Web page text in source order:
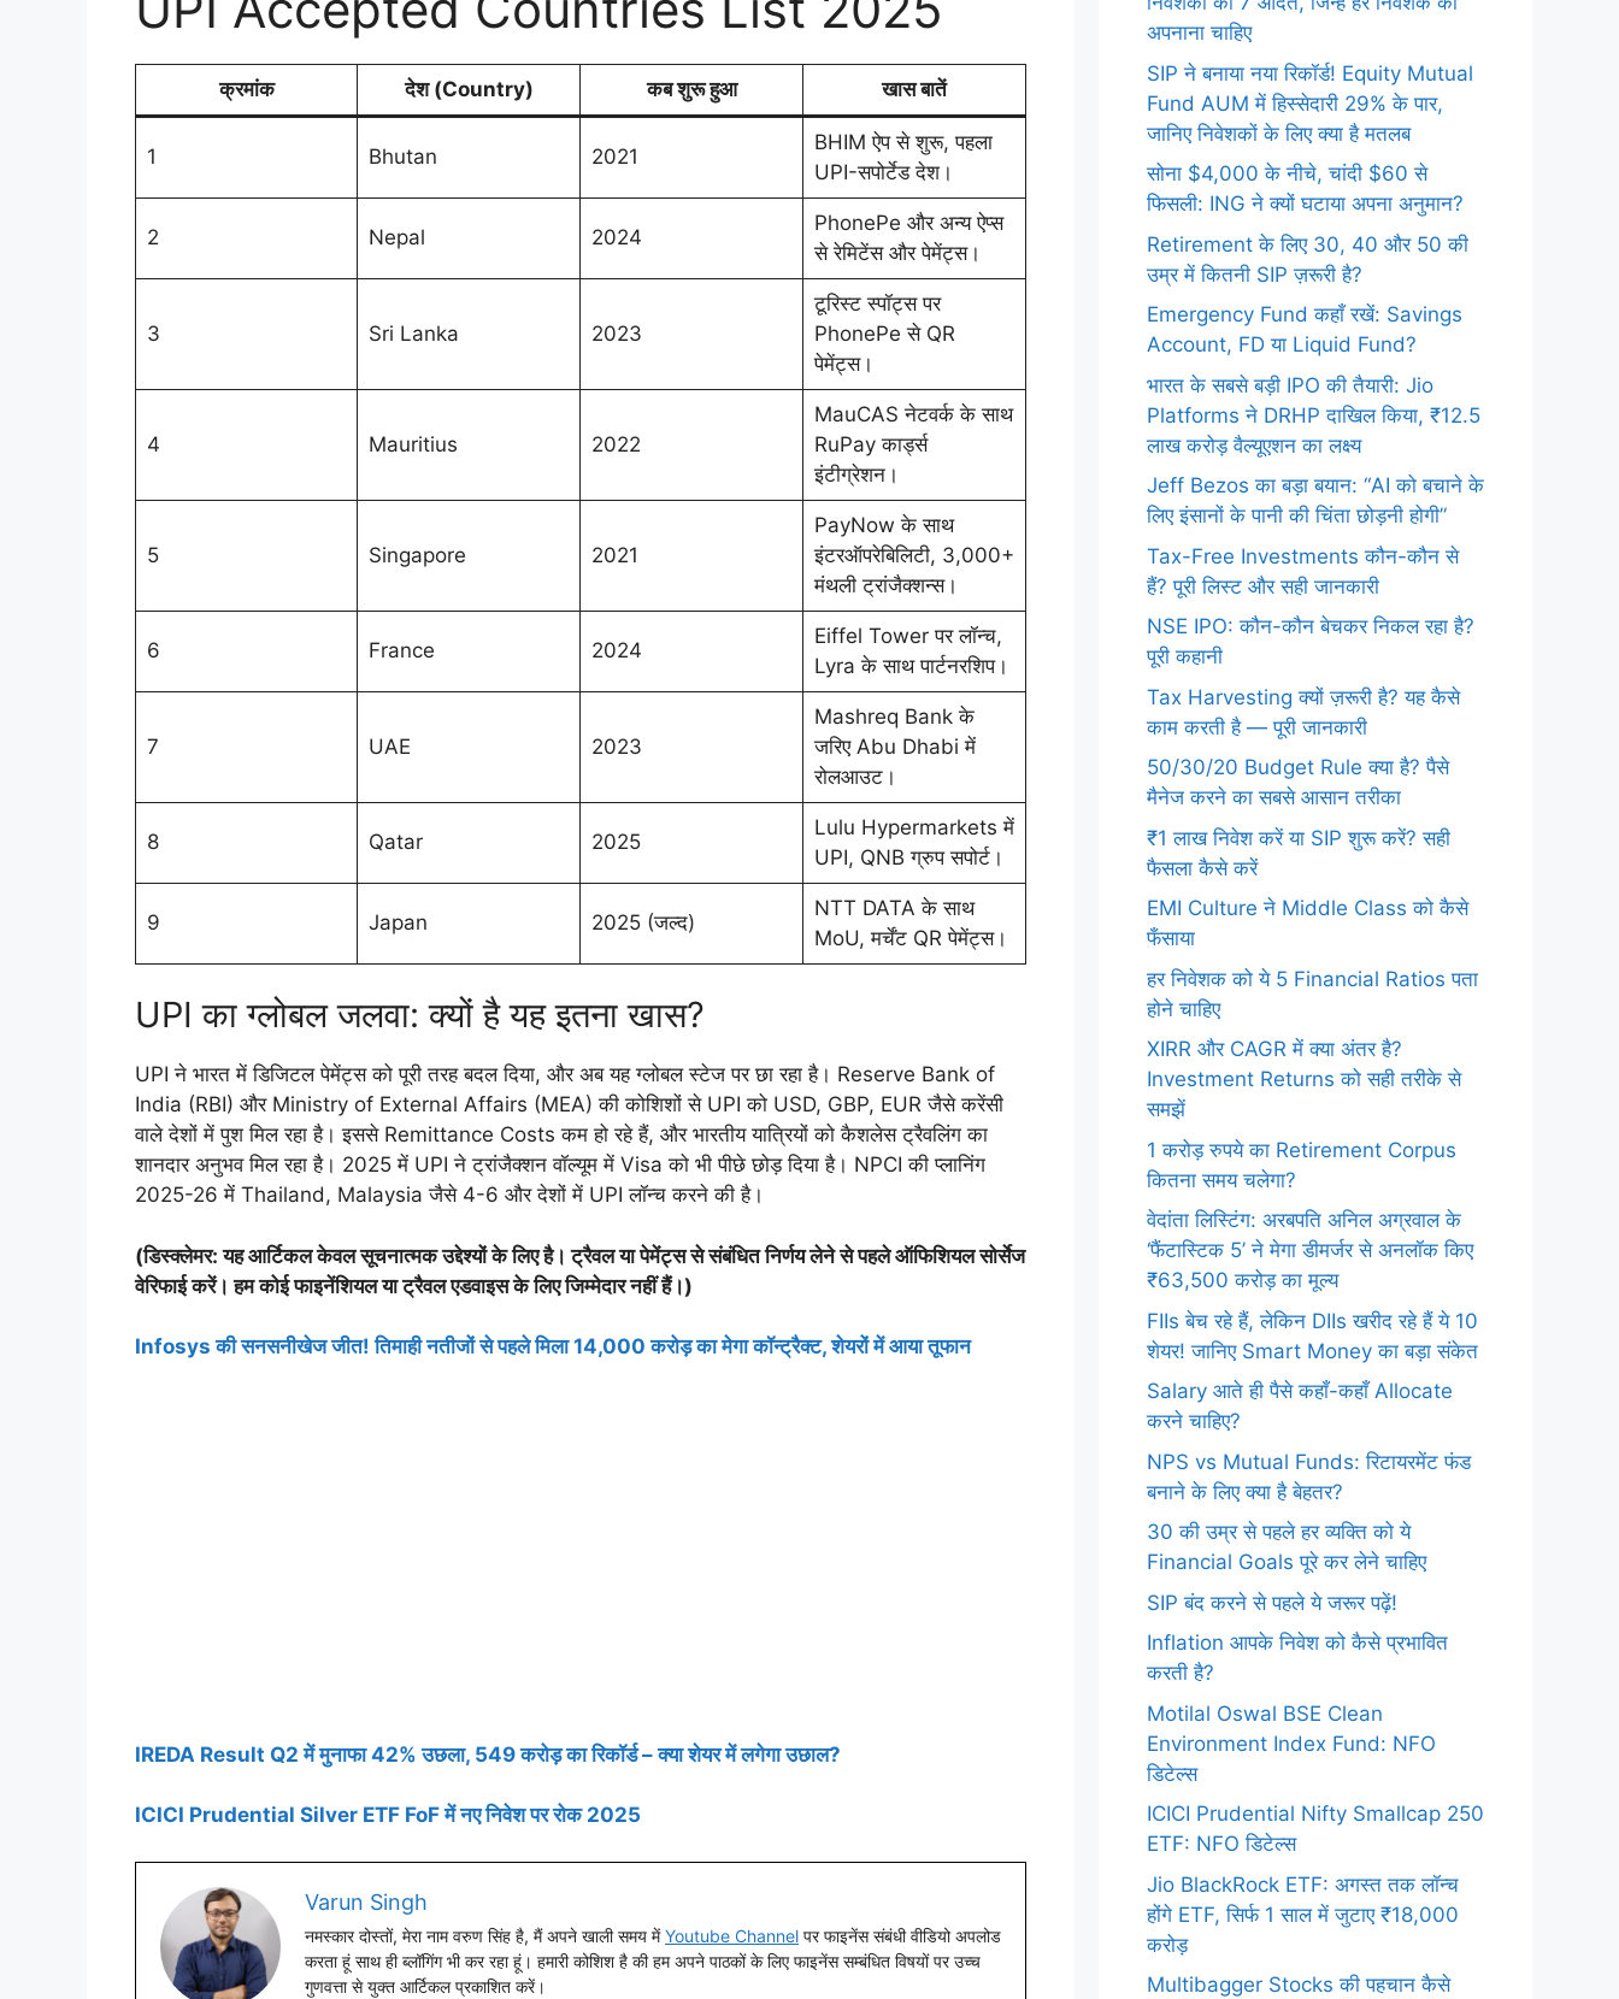
क्रमांक देश (Country) कब शुरू हुआ खास बातें
1 Bhutan 2021
BHIM ऐप से शुरू, पहला
UPI-सपोर्टेड देश।
2 Nepal 2024
PhonePe और अन्य ऐप्स
से रेमिटेंस और पेमेंट्स।
3 Sri Lanka 2023
टूरिस्ट स्पॉट्स पर
PhonePe से QR
पेमेंट्स।
4 Mauritius 2022
MauCAS नेटवर्क के साथ
RuPay कार्ड्स
इंटीग्रेशन।
5 Singapore 2021
PayNow के साथ
इंटरऑपरेबिलिटी, 3,000+
मंथली ट्रांजैक्शन्स।
6 France 2024
Eiffel Tower पर लॉन्च,
Lyra के साथ पार्टनरशिप।
7 UAE 2023
Mashreq Bank के
जरिए Abu Dhabi में
रोलआउट।
8 Qatar 2025
Lulu Hypermarkets में
UPI, QNB ग्रुप सपोर्ट।
9 Japan 2025 (जल्द)
NTT DATA के साथ
MoU, मर्चेंट QR पेमेंट्स।
UPI का ग्लोबल जलवा: क्यों है यह इतना खास?
UPI ने भारत में डिजिटल पेमेंट्स को पूरी तरह बदल दिया, और अब यह ग्लोबल स्टेज पर छा रहा है। Reserve Bank of
India (RBI) और Ministry of External Affairs (MEA) की कोशिशों से UPI को USD, GBP, EUR जैसे करेंसी
वाले देशों में पुश मिल रहा है। इससे Remittance Costs कम हो रहे हैं, और भारतीय यात्रियों को कैशलेस ट्रैवलिंग का
शानदार अनुभव मिल रहा है। 2025 में UPI ने ट्रांजैक्शन वॉल्यूम में Visa को भी पीछे छोड़ दिया है। NPCI की प्लानिंग
2025-26 में Thailand, Malaysia जैसे 4-6 और देशों में UPI लॉन्च करने की है।
(डिस्क्लेमर: यह आर्टिकल केवल सूचनात्मक उद्देश्यों के लिए है। ट्रैवल या पेमेंट्स से संबंधित निर्णय लेने से पहले ऑफिशियल सोर्सेज
वेरिफाई करें। हम कोई फाइनेंशियल या ट्रैवल एडवाइस के लिए जिम्मेदार नहीं हैं।)
Infosys की सनसनीखेज जीत! तिमाही नतीजों से पहले मिला 14,000 करोड़ का मेगा कॉन्ट्रैक्ट, शेयरों में आया तूफान
IREDA Result Q2 में मुनाफा 42% उछला, 549 करोड़ का रिकॉर्ड – क्या शेयर में लगेगा उछाल?
ICICI Prudential Silver ETF FoF में नए निवेश पर रोक 2025
Varun Singh
नमस्कार दोस्तों, मेरा नाम वरुण सिंह है, मैं अपने खाली समय मेंYoutube Channel पर फाइनेंस संबंधी वीडियो अपलोड
करता हूं साथ ही ब्लॉगिंग भी कर रहा हूं। हमारी कोशिश है की हम अपने पाठकों के लिए फाइनेंस सम्बंधित विषयों पर उच्च
गुणवत्ता से युक्त आर्टिकल प्रकाशित करें।
अपनाना चाहिए
SIP ने बनाया नया रिकॉर्ड! Equity Mutual
Fund AUM में हिस्सेदारी 29% के पार,
जानिए निवेशकों के लिए क्या है मतलब
सोना $4,000 के नीचे, चांदी $60 से
फिसली: ING ने क्यों घटाया अपना अनुमान?
Retirement के लिए 30, 40 और 50 की
उम्र में कितनी SIP ज़रूरी है?
Emergency Fund कहाँ रखें: Savings
Account, FD या Liquid Fund?
भारत के सबसे बड़ी IPO की तैयारी: Jio
Platforms ने DRHP दाखिल किया, ₹12.5
लाख करोड़ वैल्यूएशन का लक्ष्य
Jeff Bezos का बड़ा बयान: “AI को बचाने के
लिए इंसानों के पानी की चिंता छोड़नी होगी”
Tax-Free Investments कौन-कौन से
हैं? पूरी लिस्ट और सही जानकारी
NSE IPO: कौन-कौन बेचकर निकल रहा है?
पूरी कहानी
Tax Harvesting क्यों ज़रूरी है? यह कैसे
काम करती है — पूरी जानकारी
50/30/20 Budget Rule क्या है? पैसे
मैनेज करने का सबसे आसान तरीका
₹1 लाख निवेश करें या SIP शुरू करें? सही
फैसला कैसे करें
EMI Culture ने Middle Class को कैसे
फँसाया
हर निवेशक को ये 5 Financial Ratios पता
होने चाहिए
XIRR और CAGR में क्या अंतर है?
Investment Returns को सही तरीके से
समझें
1 करोड़ रुपये का Retirement Corpus
कितना समय चलेगा?
वेदांता लिस्टिंग: अरबपति अनिल अग्रवाल के
‘फैंटास्टिक 5’ ने मेगा डीमर्जर से अनलॉक किए
₹63,500 करोड़ का मूल्य
FIIs बेच रहे हैं, लेकिन DIIs खरीद रहे हैं ये 10
शेयर! जानिए Smart Money का बड़ा संकेत
Salary आते ही पैसे कहाँ-कहाँ Allocate
करने चाहिए?
NPS vs Mutual Funds: रिटायरमेंट फंड
बनाने के लिए क्या है बेहतर?
30 की उम्र से पहले हर व्यक्ति को ये
Financial Goals पूरे कर लेने चाहिए
SIP बंद करने से पहले ये जरूर पढ़ें!
Inflation आपके निवेश को कैसे प्रभावित
करती है?
Motilal Oswal BSE Clean
Environment Index Fund: NFO
डिटेल्स
ICICI Prudential Nifty Smallcap 250
ETF: NFO डिटेल्स
Jio BlackRock ETF: अगस्त तक लॉन्च
होंगे ETF, सिर्फ 1 साल में जुटाए ₹18,000
करोड़
Multibagger Stocks की पहचान कैसे